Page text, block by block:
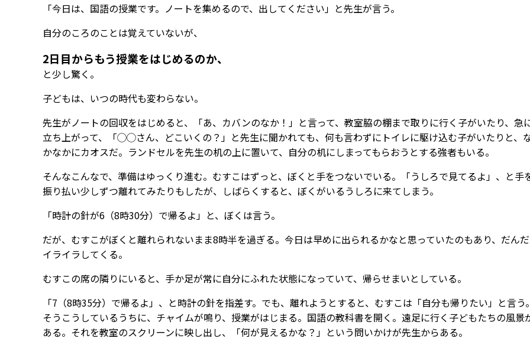
「今日は、国語の授業です。ノートを集めるので、出してください」と先生が言う。
自分のころのことは覚えていないが、
2日目からもう授業をはじめるのか、
と少し驚く。
子どもは、いつの時代も変わらない。
先生がノートの回収をはじめると、「あ、カバンのなか！」と言って、教室脇の棚まで取りに行く子がいたり、急
立ち上がって、「◯◯さん、どこいくの？」と先生に聞かれても、何も言わずにトイレに駆け込む子がいたりと、
かなかにカオスだ。ランドセルを先生の机の上に置いて、自分の机にしまってもらおうとする強者もいる。
そんなこんなで、準備はゆっくり進む。むすこはずっと、ぼくと手をつないでいる。「うしろで見てるよ」、と手
振り払い少しずつ離れてみたりもしたが、しばらくすると、ぼくがいるうしろに来てしまう。
「時計の針が6（8時30分）で帰るよ」と、ぼくは言う。
だが、むすこがぼくと離れられないまま8時半を過ぎる。今日は早めに出られるかなと思っていたのもあり、だん
イライラしてくる。
むすこの席の隣りにいると、手か足が常に自分にふれた状態になっていて、帰らせまいとしている。
「7（8時35分）で帰るよ」、と時計の針を指差す。でも、離れようとすると、むすこは「自分も帰りたい」と言う。
そうこうしているうちに、チャイムが鳴り、授業がはじまる。国語の教科書を開く。遠足に行く子どもたちの風景
ある。それを教室のスクリーンに映し出し、「何が見えるかな？」という問いかけが先生からある。